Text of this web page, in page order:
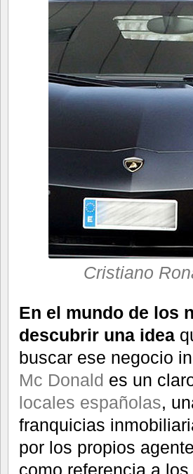
Cristiano
En el mundo de los
descubrir una idea
buscar ese negocio
Mc Donald es un
locales españolas,
franquicias
por los propios
como referencia a